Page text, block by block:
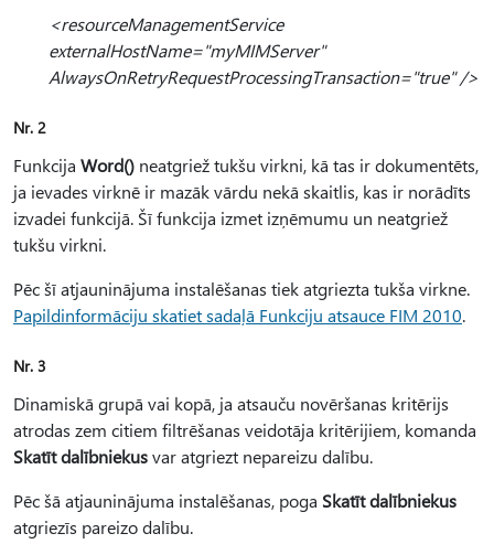
<resourceManagementService
externalHostName="myMIMServer"
AlwaysOnRetryRequestProcessingTransaction="true" />
Nr. 2
Funkcija Word() neatgriež tukšu virkni, kā tas ir dokumentēts,
ja ievades virknē ir mazāk vārdu nekā skaitlis, kas ir norādīts
izvadei funkcijā. Šī funkcija izmet izņēmumu un neatgriež
tukšu virkni.
Pēc šī atjauninājuma instalēšanas tiek atgriezta tukša virkne.
Papildinformāciju skatiet sadaļā Funkciju atsauce FIM 2010.
Nr. 3
Dinamiskā grupā vai kopā, ja atsauču novēršanas kritērijs
atrodas zem citiem filtrēšanas veidotāja kritērijiem, komanda
Skatīt dalībniekusvar atgriezt nepareizu dalību.
Pēc šā atjauninājuma instalēšanas, poga Skatīt dalībniekus
atgriezīs pareizo dalību.